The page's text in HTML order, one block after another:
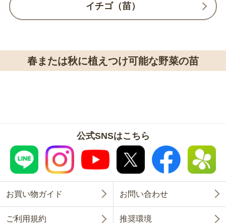
イチゴ（苗）
春または秋に植えつけ可能な野菜の苗
公式SNSはこちら
お買い物ガイド お問い合わせ
ご利用規約 推奨環境